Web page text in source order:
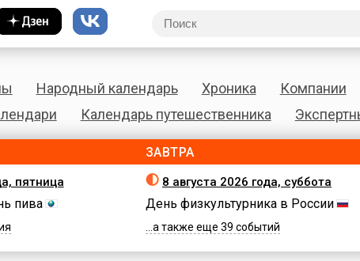
Народный календарь Хроника Компании
Календарь путешественника
пятница
пива
ЗАВТРА
8 августа 2026 года, суббота
День физкультурника в России
...а также еще 39 событий